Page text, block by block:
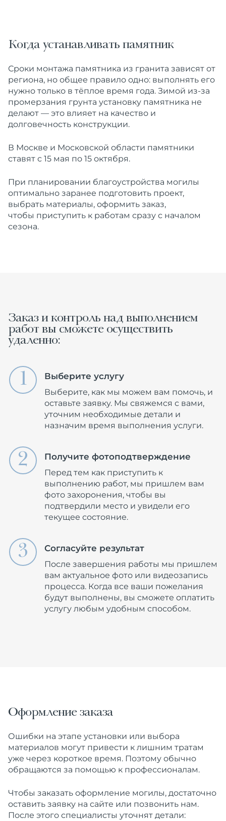
Когда устанавливать памятник
Сроки монтажа памятника из гранита зависят от
региона, но общее правило одно: выполнять его
нужно только в тёплое время года. Зимой из-за
промерзания грунта установку памятника не
делают — это влияет на качество и
долговечность конструкции.
В Москве и Московской области памятники
ставят с 15 мая по 15 октября.
При планировании благоустройства могилы
оптимально заранее подготовить проект,
выбрать материалы, оформить заказ,
чтобы приступить к работам сразу с началом
сезона.
Заказ и контроль над выполнением
работ вы сможете осуществить
удаленно:
Выберите услугу
Выберите, как мы можем вам помочь, и
оставьте заявку. Мы свяжемся с вами,
уточним необходимые детали и
назначим время выполнения услуги.
Получите фотоподтверждение
Перед тем как приступить к
выполнению работ, мы пришлем вам
фото захоронения, чтобы вы
подтвердили место и увидели его
текущее состояние.
Согласуйте результат
После завершения работы мы пришлем
вам актуальное фото или видеозапись
процесса. Когда все ваши пожелания
будут выполнены, вы сможете оплатить
услугу любым удобным способом.
Оформление заказа
Ошибки на этапе установки или выбора
материалов могут привести к лишним тратам
уже через короткое время. Поэтому обычно
обращаются за помощью к профессионалам.
Чтобы заказать оформление могилы, достаточно
оставить заявку на сайте или позвонить нам.
После этого специалисты уточнят детали: